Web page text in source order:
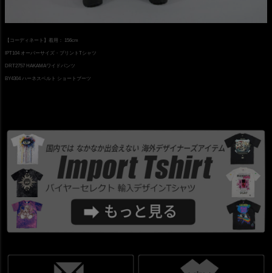
【コーディネート】着用： 156cm
IPT104 オーバーサイズ・プリントTシャツ
DRT2757 HAKAMAワイドパンツ
BY4304 ハーネスベルト ショートブーツ